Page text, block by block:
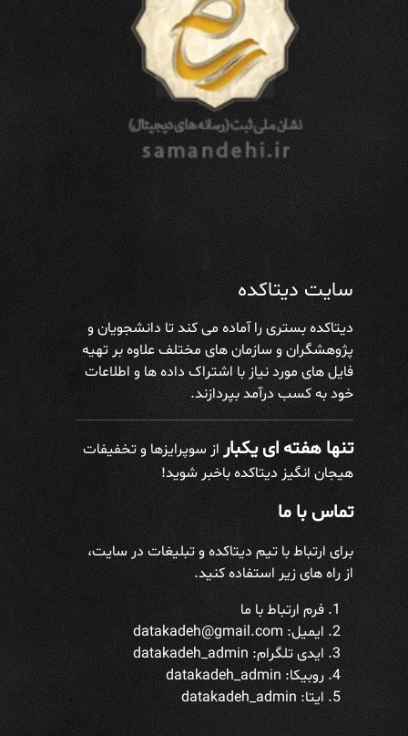
سایت دیتاکده
دیتاکده بستری را آماده می کند تا دانشجویان و
پژوهشگران و سازمان های مختلف علاوه بر تهیه
فایل های مورد نیاز با اشتراک داده ها و اطلاعات
خود به کسب درآمد بپردازند.
تنها هفته ای یکباراز سوپرایزها و تخفیفات
هیجان انگیز دیتاکده باخبر شوید!
تماس با ما
برای ارتباط با تیم دیتاکده و تبلیغات در سایت،
از راه های زیر استفاده کنید.
فرم ارتباط با ما
ایمیل: datakadeh@gmail.com
ایدی تلگرام:datakadeh_admin
روبیکا: datakadeh_admin
ایتا: datakadeh_admin